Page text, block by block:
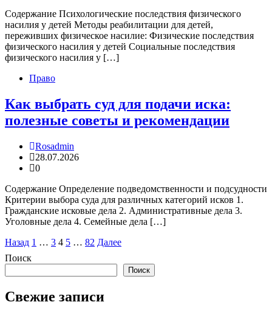
Содержание Психологические последствия физического
насилия у детей Методы реабилитации для детей,
переживших физическое насилие: Физические последствия
физического насилия у детей Социальные последствия
физического насилия у […]
Право
Как выбрать суд для подачи иска:
полезные советы и рекомендации
Rosadmin
28.07.2026
0
Содержание Определение подведомственности и подсудности
Критерии выбора суда для различных категорий исков 1.
Гражданские исковые дела 2. Административные дела 3.
Уголовные дела 4. Семейные дела […]
Пагинация
записей
Назад 1 … 3 4 5 … 82 Далее
Поиск
Поиск
Свежие записи